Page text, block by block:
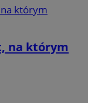
na którym